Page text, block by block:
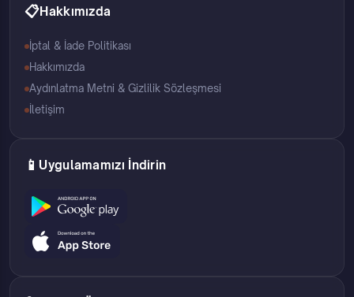
📋Hakkımızda
İptal & İade Politikası
Hakkımızda
Aydınlatma Metni & Gizlilik Sözleşmesi
İletişim
📱 Uygulamamızı İndirin